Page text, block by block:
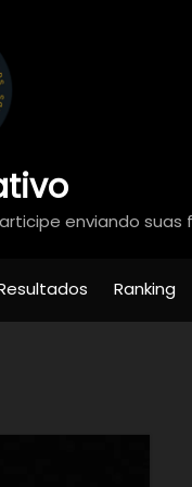
enviando suas
Ranking